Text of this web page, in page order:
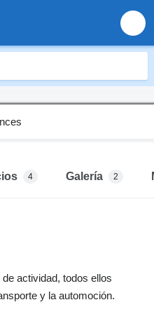
4 Galería 2
actividad, todos ellos
y la automoción.